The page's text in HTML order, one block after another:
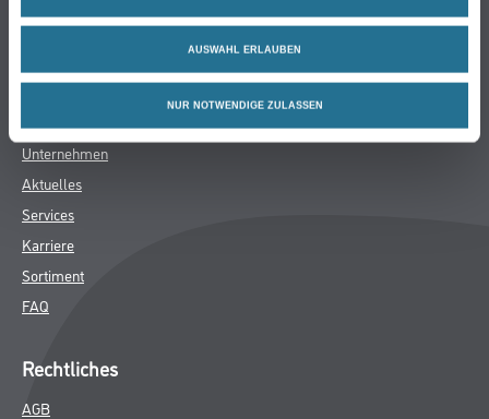
AUSWAHL ERLAUBEN
NUR NOTWENDIGE ZULASSEN
Werkzeug & Maschinen
Späth Knoll GmbH
Unternehmen
Aktuelles
Services
Karriere
Sortiment
FAQ
Rechtliches
AGB